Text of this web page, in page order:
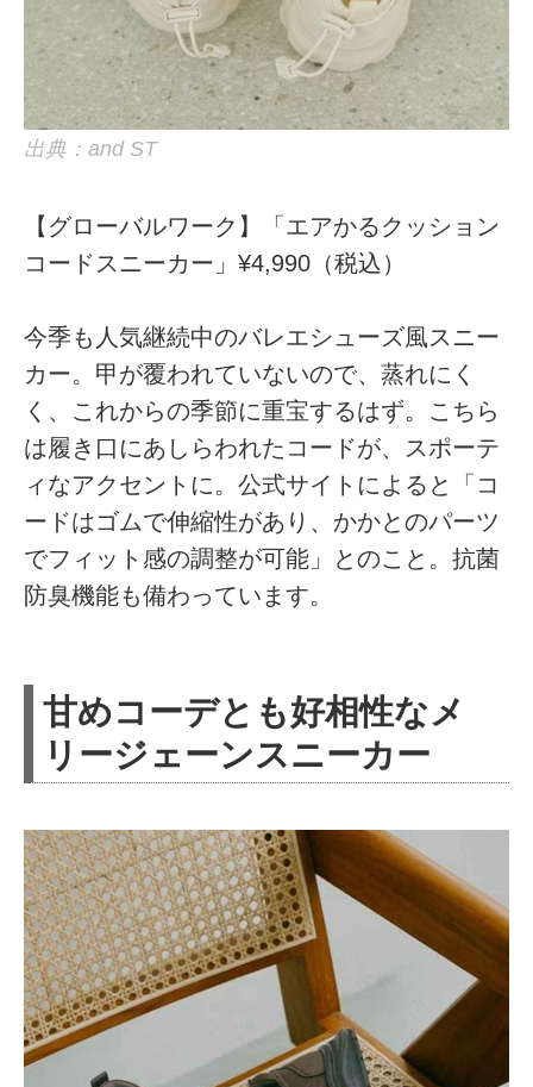
出典：and ST
【グローバルワーク】「エアかるクッション
コードスニーカー」¥4,990（税込）
今季も人気継続中のバレエシューズ風スニー
カー。甲が覆われていないので、蒸れにく
く、これからの季節に重宝するはず。こちら
は履き口にあしらわれたコードが、スポーテ
ィなアクセントに。公式サイトによると「コ
ードはゴムで伸縮性があり、かかとのパーツ
でフィット感の調整が可能」とのこと。抗菌
防臭機能も備わっています。
甘めコーデとも好相性なメ
リージェーンスニーカー